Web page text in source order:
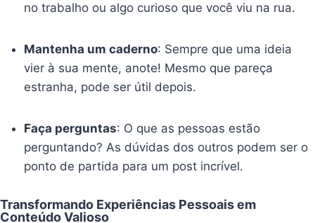
no trabalho ou algo curioso que você viu na rua.
Mantenha um caderno: Sempre que uma ideia
vier à sua mente, anote! Mesmo que pareça
estranha, pode ser útil depois.
Faça perguntas: O que as pessoas estão
perguntando? As dúvidas dos outros podem ser o
ponto de partida para um post incrível.
Transformando Experiências Pessoais em
Conteúdo Valioso